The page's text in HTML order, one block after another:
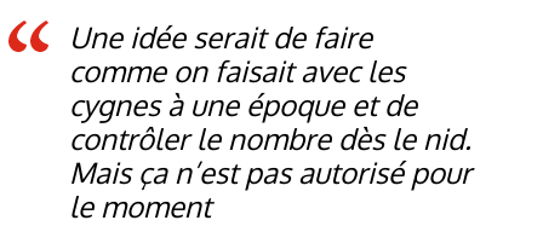
Une idée serait de faire
comme on faisait avec les
cygnes à une époque et de
contrôler le nombre dès le nid.
Mais ça n’est pas autorisé pour
le moment